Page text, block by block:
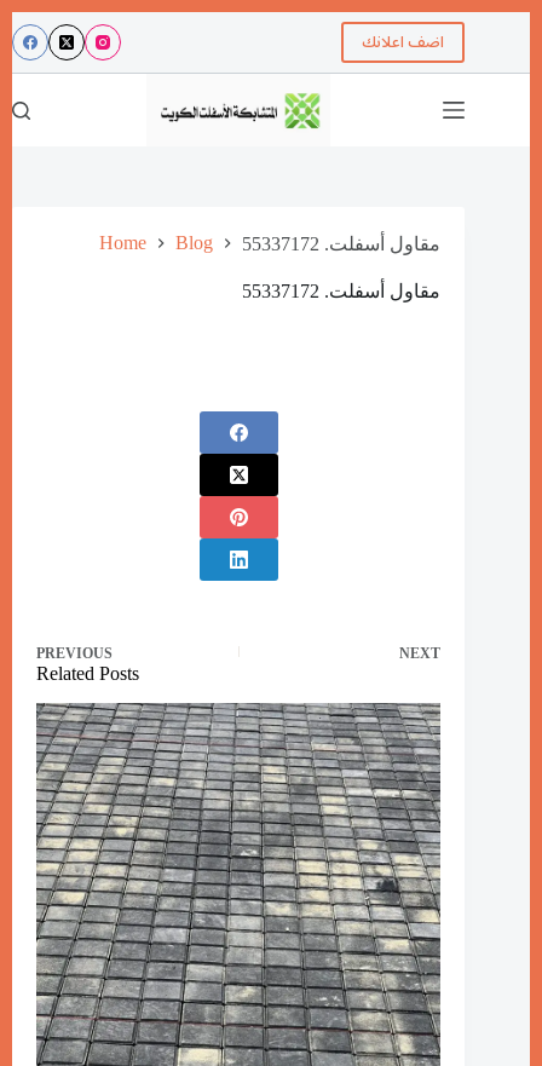
اضف اعلانك
Home Blog مقاول أسفلت. 55337172
مقاول أسفلت. 55337172
PREVIOUS NEXT
Related Posts